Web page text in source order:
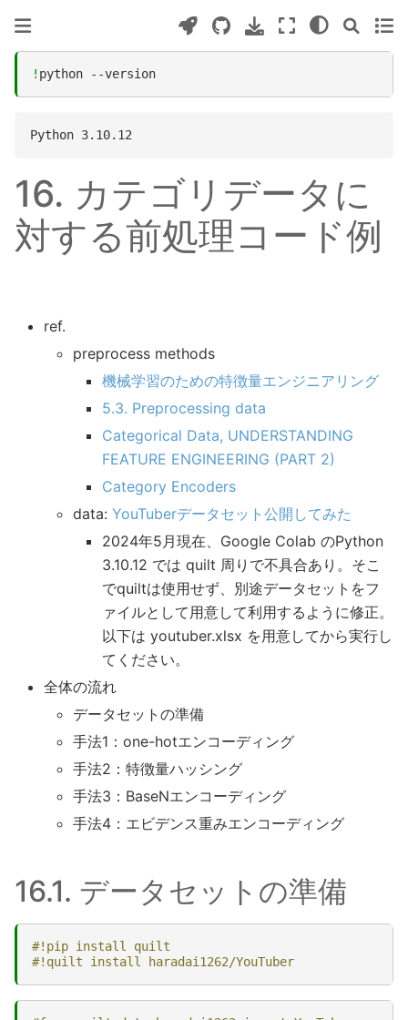
! python
16. カテゴリデータに
対する前処理コード例
ref.
preprocess methods
機械学習のための特徴量エンジニアリング
5.3. Preprocessing data
Categorical Data, UNDERSTANDING
FEATURE ENGINEERING (PART 2)
Category Encoders
data: YouTuberデータセット公開してみた
2024年5月現在、Google Colab のPython
3.10.12 では quilt 周りで不具合あり。そこ
でquiltは使用せず、別途データセットをフ
ァイルとして用意して利用するように修正。
以下は youtuber.xlsx を用意してから実行し
てください。
全体の流れ
データセットの準備
手法1：one-hotエンコーディング
手法2：特徴量ハッシング
手法3：BaseNエンコーディング
手法4：エビデンス重みエンコーディング
16.1. データセットの準備
#!pip install quilt
#!quilt install haradai1262/YouTuber